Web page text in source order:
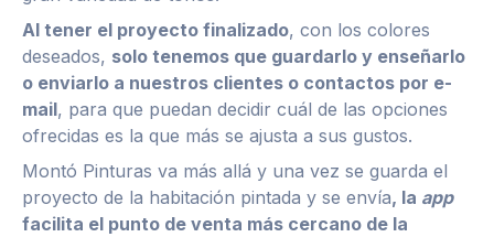
Al tener el proyecto finalizado, con los colores
deseados, solo tenemos que guardarlo y enseñarlo
o enviarlo a nuestros clientes o contactos por e-
mail, para que puedan decidir cuál de las opciones
ofrecidas es la que más se ajusta a sus gustos.
Montó Pinturas va más allá y una vez se guarda el
proyecto de la habitación pintada y se envía, la app
facilita el punto de venta más cercano de la